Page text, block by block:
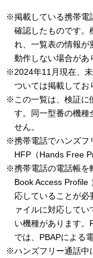
※掲載している携帯電
確認したものです。
れ、一覧表の情報が
動作しない場合があ
※2024年11月現在、
ついては掲載してお
※この一覧は、検証に
す。同一型番の機種
せん。
※携帯電話でハンズフ
HFP（Hands Free
※携帯電話の電話帳を
Book Access Profile
応していることが必
ァイルに対応して
い機種があります。
では、PBAPによる
※ハンズフリー通話中